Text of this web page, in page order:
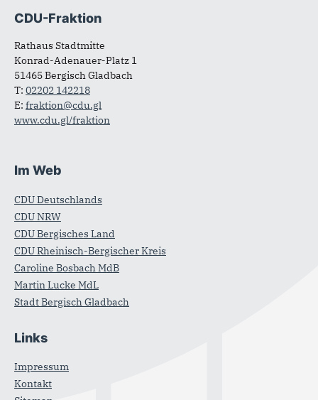
CDU-Fraktion
Rathaus Stadtmitte
Konrad-Adenauer-Platz 1
51465 Bergisch Gladbach
T: 02202 142218
E: fraktion@cdu.gl
www.cdu.gl/fraktion
Im Web
CDU Deutschlands
CDU NRW
CDU Bergisches Land
CDU Rheinisch-Bergischer Kreis
Caroline Bosbach MdB
Martin Lucke MdL
Stadt Bergisch Gladbach
Links
Impressum
Kontakt